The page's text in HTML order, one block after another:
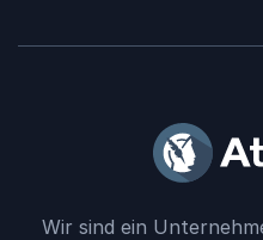
Wir sind ein